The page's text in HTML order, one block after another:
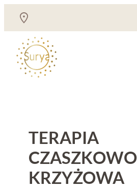
treści
TERAPIA
KRZYŻOWA